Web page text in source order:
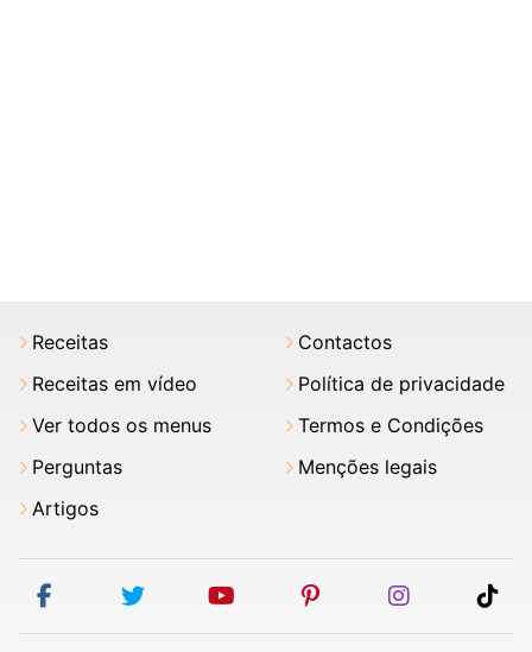
Receitas
Receitas em vídeo
Ver todos os menus
Perguntas
Artigos
Contactos
Política de privacidade
Termos e Condições
Menções legais
facebooktwitter youtubepinterestinstagram